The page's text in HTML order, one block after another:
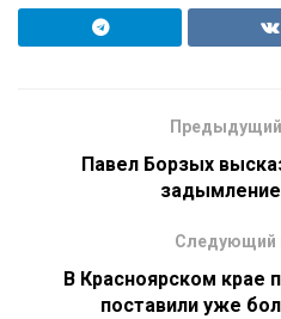
Павел Борзых
Следующий
В Красноярском крае
поставили уже